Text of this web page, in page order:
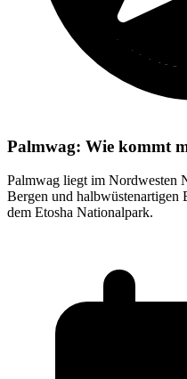
Palmwag: Wie kommt
Palmwag liegt im Nordwesten
Bergen und halbwüstenartigen
dem Etosha Nationalpark.